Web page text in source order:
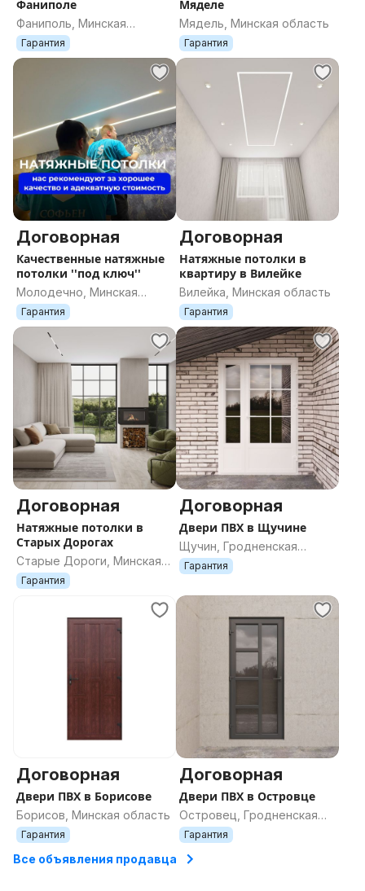
Фаниполе
Фаниполь, Минская
область
Гарантия
Мяделе
Мядель, Минская область
Гарантия
Договорная
Качественные натяжные
потолки ''под ключ''
Молодечно, Минская
область
Гарантия
Договорная
Натяжные потолки в
квартиру в Вилейке
Вилейка, Минская область
Гарантия
Договорная
Натяжные потолки в
Старых Дорогах
Старые Дороги, Минская
область
Гарантия
Договорная
Двери ПВХ в Щучине
Щучин, Гродненская
область
Гарантия
Договорная
Двери ПВХ в Борисове
Борисов, Минская область
Гарантия
Договорная
Двери ПВХ в Островце
Островец, Гродненская
область
Гарантия
Все объявления продавца